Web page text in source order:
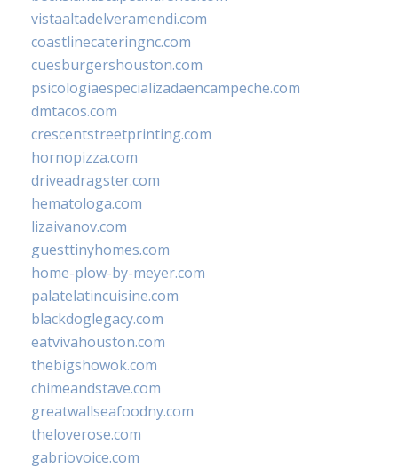
vistaaltadelveramendi.com
coastlinecateringnc.com
cuesburgershouston.com
psicologiaespecializadaencampeche.com
dmtacos.com
crescentstreetprinting.com
hornopizza.com
driveadragster.com
hematologa.com
lizaivanov.com
guesttinyhomes.com
home-plow-by-meyer.com
palatelatincuisine.com
blackdoglegacy.com
eatvivahouston.com
thebigshowok.com
chimeandstave.com
greatwallseafoodny.com
theloverose.com
gabriovoice.com